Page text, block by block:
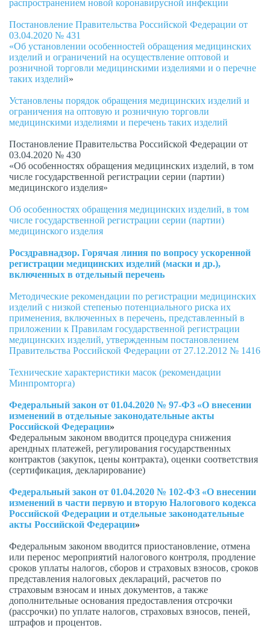
распространением новой коронавирусной инфекции
Постановление Правительства Российской Федерации от
03.04.2020 № 431
«Об установлении особенностей обращения медицинских
изделий и ограничений на осуществление оптовой и
розничной торговли медицинскими изделиями и о перечне
таких изделий»
Установлены порядок обращения медицинских изделий и
ограничения на оптовую и розничную торговли
медицинскими изделиями и перечень таких изделий
Постановление Правительства Российской Федерации от
03.04.2020 № 430
«Об особенностях обращения медицинских изделий, в том
числе государственной регистрации серии (партии)
медицинского изделия»
Об особенностях обращения медицинских изделий, в том
числе государственной регистрации серии (партии)
медицинского изделия
Росздравнадзор. Горячая линия по вопросу ускоренной
регистрации медицинских изделий (маски и др.),
включенных в отдельный перечень
Методические рекомендации по регистрации медицинских
изделий с низкой степенью потенциального риска их
применения, включенных в перечень, представленный в
приложении к Правилам государственной регистрации
медицинских изделий, утвержденным постановлением
Правительства Российской Федерации от 27.12.2012 № 1416
Технические характеристики масок (рекомендации
Минпромторга)
Федеральный закон от 01.04.2020 № 97-ФЗ «О внесении
изменений в отдельные законодательные акты
Российской Федерации»
Федеральным законом вводится процедура снижения
арендных платежей, регулирования государственных
контрактов (закупок, цены контракта), оценки соответствия
(сертификация, декларирование)
Федеральный закон от 01.04.2020 № 102-ФЗ «О внесении
изменений в части первую и вторую Налогового кодекса
Российской Федерации и отдельные законодательные
акты Российской Федерации»
Федеральным законом вводится приостановление, отмена
или перенос мероприятий налогового контроля, продление
сроков уплаты налогов, сборов и страховых взносов, сроков
представления налоговых деклараций, расчетов по
страховым взносам и иных документов, а также
дополнительные основания предоставления отсрочки
(рассрочки) по уплате налогов, страховых взносов, пеней,
штрафов и процентов.